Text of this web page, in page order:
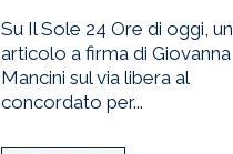
Su Il Sole 24 Ore di oggi, un
articolo a firma di Giovanna
Mancini sul via libera al
concordato per...